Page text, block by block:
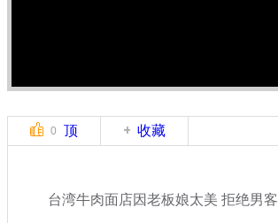
0 顶 收藏
台湾牛肉面店因老板娘太美 拒绝男客